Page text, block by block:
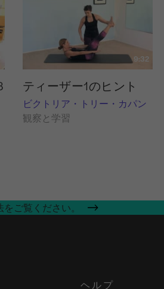
9:32
ティーザー1のヒント
ビクトリア・トリー・カパン
観察と学習
ご覧ください。
ヘルプ